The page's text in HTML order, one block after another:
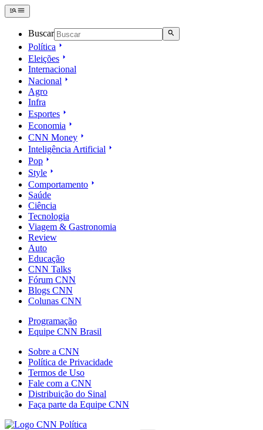
Buscar
Política
Eleições
Internacional
Nacional
Agro
Infra
Esportes
Economia
CNN Money
Inteligência Artificial
Pop
Style
Comportamento
Saúde
Ciência
Tecnologia
Viagem & Gastronomia
Review
Auto
Educação
CNN Talks
Fórum CNN
Blogs CNN
Colunas CNN
Programação
Equipe CNN Brasil
Sobre a CNN
Política de Privacidade
Termos de Uso
Fale com a CNN
Distribuição do Sinal
Faça parte da Equipe CNN